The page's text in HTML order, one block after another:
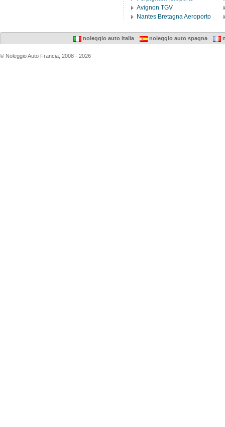
Avignon TGV
Nantes Bretagna Aeroporto
noleggio auto italia noleggio auto spagna
© Noleggio Auto Francia, 2008 - 2026